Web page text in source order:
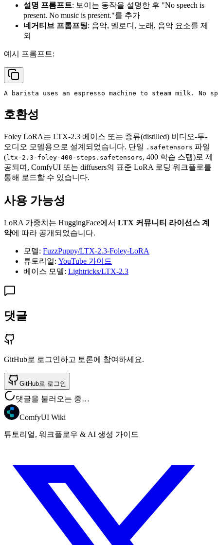
설명 프롬프트: 보이는 동작을 설명한 후 "No speech is
present. No music is present."를 추가
네거티브 프롬프팅: 음악, 멜로디, 노래, 음악 요소를 제
외
예시 프롬프트:
A barista uses an espresso machine to steam milk. No
호환성
Foley LoRA는 LTX-2.3 베이스 또는 증류(distilled) 비디오-투-
오디오 모델용으로 설계되었습니다. 단일 .safetensors 파일
(ltx-2.3-foley-400-steps.safetensors, 400 학습 스텝)로 제
공되며, ComfyUI 또는 diffusers의 표준 LoRA 로딩 워크플로를
통해 로드할 수 있습니다.
사용 가능성
LoRA 가중치는 HuggingFace에서 LTX 커뮤니티 라이선스 계
약에 따라 공개되었습니다.
모델: FuzzPuppy/LTX-2.3-Foley-LoRA
튜토리얼: YouTube 가이드
베이스 모델: Lightricks/LTX-2.3
댓글
GitHub로 로그인하고 토론에 참여하세요.
GitHub로 로그인
댓글을 불러오는 중…
ComfyUI Wiki
튜토리얼, 워크플로우 & AI 생성 가이드